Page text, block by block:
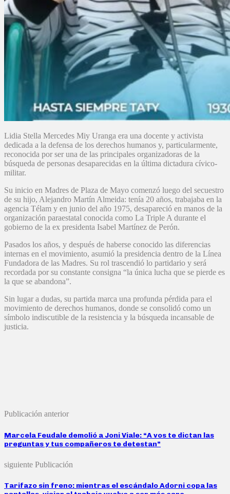
Lidia Stella Mercedes Miy Uranga era una docente y activista
dedicada a la defensa de los derechos humanos y, particularmente,
reconocida por ser una de las principales organizadoras de la
búsqueda de personas desaparecidas en la última dictadura cívico-
militar.
Su inicio en Madres de Plaza de Mayo comenzó luego del secuestro
de su hijo, Alejandro Martín Almeida: tenía 20 años, trabajaba en la
agencia Télam y en junio del año 1975, desapareció en manos de la
organización paraestatal conocida como La Triple A durante el
gobierno de la ex presidenta Isabel Martínez de Perón.
Pasados los años, y después de haberse conocido las diferencias
internas en el movimiento, asumió la presidencia dentro de la Línea
Fundadora de las Madres. Su rol trascendió lo partidario y será
recordada por su constante consigna “la única lucha que se pierde es
la que se abandona”.
Sin lugar a dudas, su partida marca una profunda pérdida para el
movimiento de derechos humanos, donde se consolidó como un
símbolo indiscutible de la resistencia y la búsqueda incansable de
justicia.
Publicación anterior
Marcela Feudale demolió a Joni Viale: “A vos te dictan las
preguntas y tus compañeros te detestan”
siguiente Publicación
Tarifazo sin freno: mientras el escándalo Adorni copa las